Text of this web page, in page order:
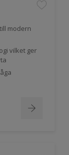
modern
vilket ger